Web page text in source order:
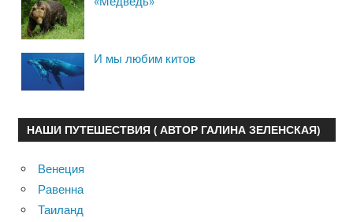
И мы любим китов
НАШИ ПУТЕШЕСТВИЯ ( АВТОР ГАЛИНА ЗЕЛЕНСКАЯ)
Венеция
Равенна
Таиланд